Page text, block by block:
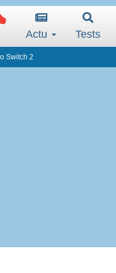
Actu Tests
Switch 2